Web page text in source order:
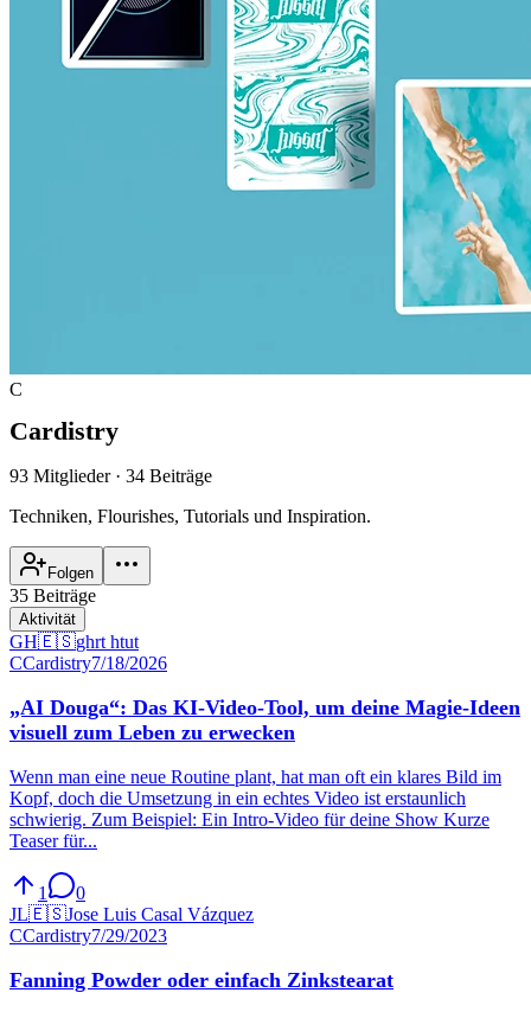
C
Cardistry
93 Mitglieder· 34 Beiträge
Techniken, Flourishes, Tutorials und Inspiration.
Folgen
35 Beiträge
Aktivität
GH🇪🇸ghrt htut
CCardistry7/18/2026
„AI Douga“: Das KI-Video-Tool, um deine Magie-Ideen
visuell zum Leben zu erwecken
Wenn man eine neue Routine plant, hat man oft ein klares Bild im
Kopf, doch die Umsetzung in ein echtes Video ist erstaunlich
schwierig. Zum Beispiel: Ein Intro-Video für deine Show Kurze
Teaser für...
1
0
JL🇪🇸Jose Luis Casal Vázquez
CCardistry7/29/2023
Fanning Powder oder einfach Zinkstearat